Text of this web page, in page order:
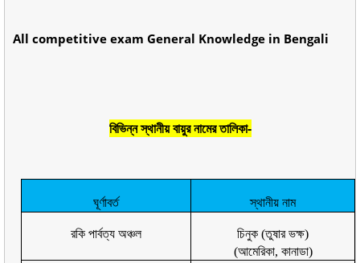
All competitive exam General Knowledge in Bengali
বিভিন্ন স্থানীয় বায়ুর নামের তালিকা-
ঘূর্ণাবর্ত স্থানীয় নাম
রকি পার্বত্য অঞ্চল
চিনুক (তুষার ভক্ষ)
(আমেরিকা, কানাডা)